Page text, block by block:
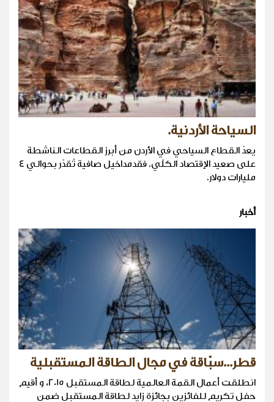
السياحة الأردنية.
يعدّ القطاع السياحي في الأردن من أبرز القطاعات الناشطة
على صعيد الإقتصاد الكلّي. فقدمداخيل صافية تُقدّر بحوالي 4
مليارات دولار.
أخبار
قطر...سبّاقة في مجال الطاقة المستقبلية
انطلقت أعمال القمة العالمية لطاقة المستقبل 2015، و أقيم
حفل تكريم للفائزين بجائزة زايد لطاقة المستقبل ضمن